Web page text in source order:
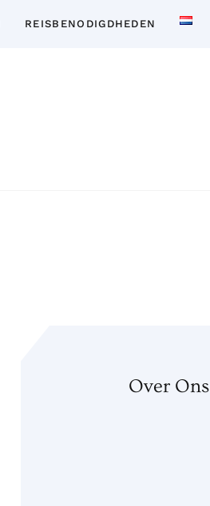
REISBENODIGDHEDEN
Over Ons